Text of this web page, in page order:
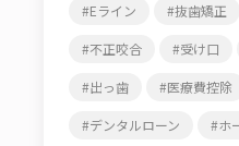
Eライン 抜歯矯正
不正咬合 受け口
出っ歯 医療費控除
デンタルローン ホ